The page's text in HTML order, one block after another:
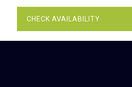
CHECK AVAILABILITY